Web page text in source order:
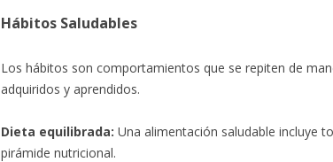
Hábitos Saludables
Los hábitos son comportamientos que se repiten de
adquiridos y aprendidos.
Dieta equilibrada: Una alimentación saludable incluye
pirámide nutricional.